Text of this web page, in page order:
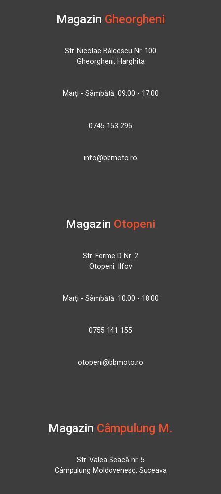
Magazin Gheorgheni
Str. Nicolae Bălcescu Nr. 100
Gheorgheni, Harghita
Marți - Sâmbătă: 09:00 - 17:00
0745 153 295
info@bbmoto.ro
Magazin Otopeni
Str. Ferme D Nr. 2
Otopeni, Ilfov
Marți - Sâmbătă: 10:00 - 18:00
0755 141 155
otopeni@bbmoto.ro
Magazin Câmpulung M.
Str. Valea Seacă nr. 5
Câmpulung Moldovenesc, Suceava